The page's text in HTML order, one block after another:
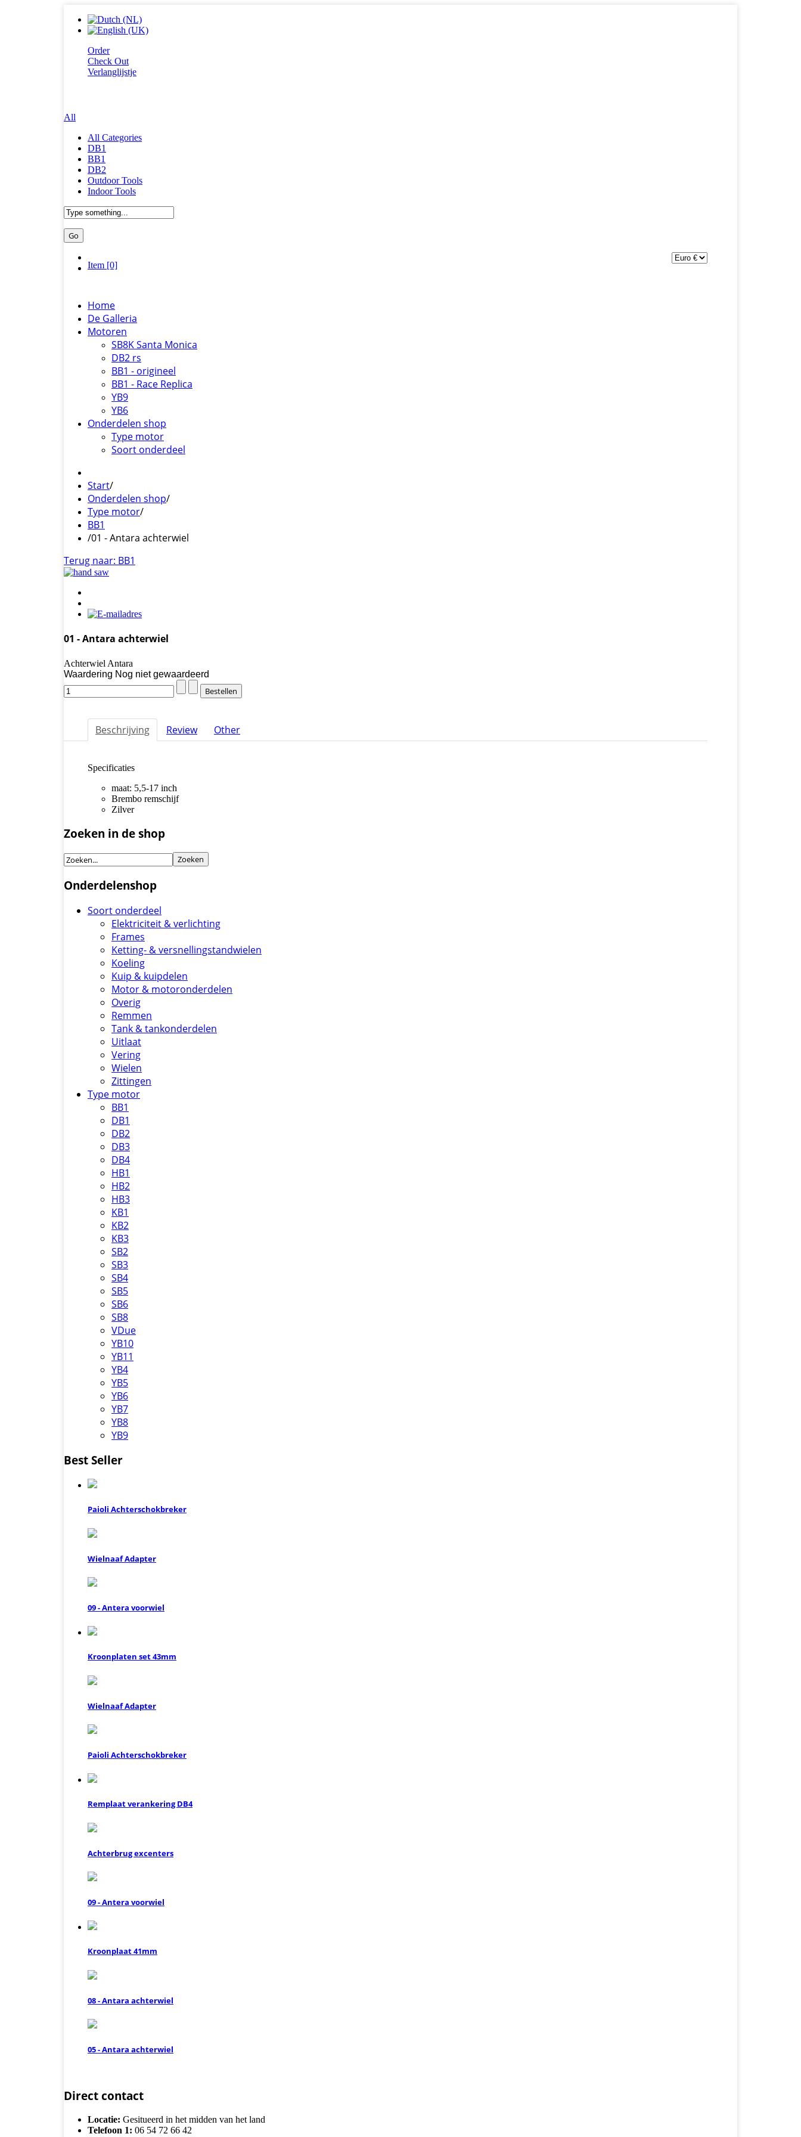
Order
Check Out
Verlanglijstje
All
All Categories
DB1
BB1
DB2
Outdoor Tools
Indoor Tools
Item [0]
Home
De Galleria
Motoren
SB8K Santa Monica
DB2 rs
BB1 - origineel
BB1 - Race Replica
YB9
YB6
Onderdelen shop
Type motor
Soort onderdeel
Start/
Onderdelen shop/
Type motor/
BB1
/01 - Antara achterwiel
Terug naar: BB1
01 - Antara achterwiel
Achterwiel Antara
Waardering Nog niet gewaardeerd
Beschrijving Review Other
Specificaties
maat: 5,5-17 inch
Brembo remschijf
Zilver
Zoeken in de shop
Onderdelenshop
Soort onderdeel
Elektriciteit & verlichting
Frames
Ketting- & versnellingstandwielen
Koeling
Kuip & kuipdelen
Motor & motoronderdelen
Overig
Remmen
Tank & tankonderdelen
Uitlaat
Vering
Wielen
Zittingen
Type motor
BB1
DB1
DB2
DB3
DB4
HB1
HB2
HB3
KB1
KB2
KB3
SB2
SB3
SB4
SB5
SB6
SB8
VDue
YB10
YB11
YB4
YB5
YB6
YB7
YB8
YB9
Best Seller
Paioli Achterschokbreker
Wielnaaf Adapter
09 - Antera voorwiel
Kroonplaten set 43mm
Wielnaaf Adapter
Paioli Achterschokbreker
Remplaat verankering DB4
Achterbrug excenters
09 - Antera voorwiel
Kroonplaat 41mm
08 - Antara achterwiel
05 - Antara achterwiel
Direct contact
Locatie: Gesitueerd in het midden van het land
Telefoon 1: 06 54 72 66 42